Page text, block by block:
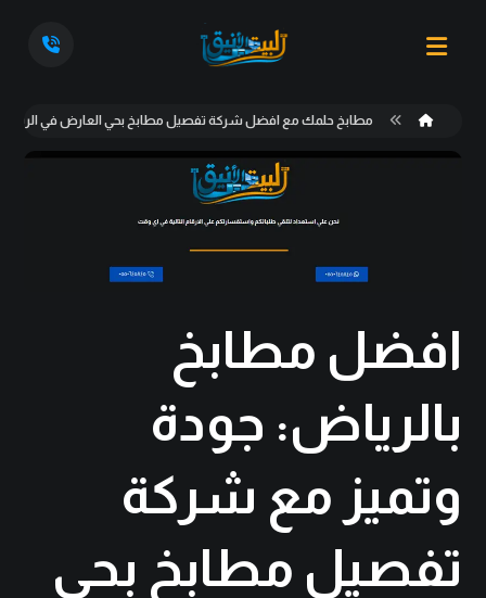
مطابخ حلمك مع افضل شركة تفصيل مطابخ بحي العارض في
افضل مطابخ
بالرياض: جودة
وتميز مع شركة
تفصيل مطابخ بحي